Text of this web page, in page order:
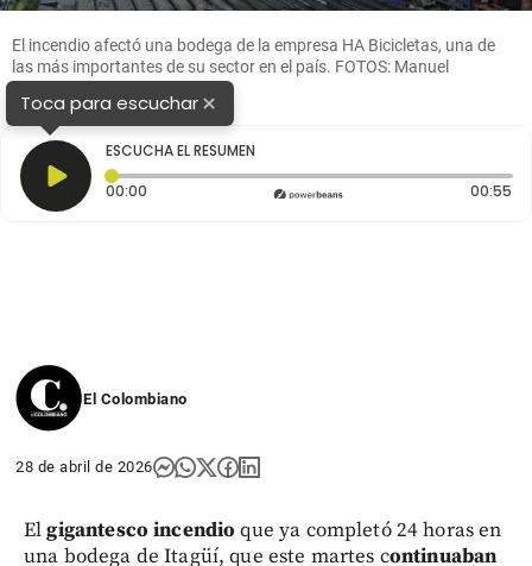
El incendio afectó una bodega de la empresa HA Bicicletas, una de
las más importantes de su sector en el país. FOTOS: Manuel
Saldarriaga y Jaime Pérez
Toca para escuchar×
ESCUCHA EL RESUMEN
00:00 Tiempo transcurrido: 0 segundos 00:55
El Colombiano
28 de abril de 2026
Elgigantesco incendio que ya completó 24 horas en
una bodega de Itagüí, que este martes continuaban